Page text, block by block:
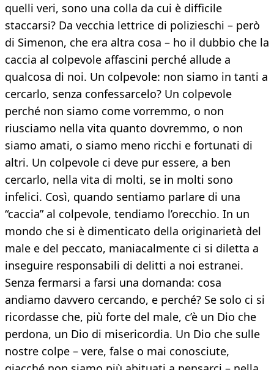
quelli veri, sono una colla da cui è difficile
staccarsi? Da vecchia lettrice di polizieschi – però
di Simenon, che era altra cosa – ho il dubbio che la
caccia al colpevole affascini perché allude a
qualcosa di noi. Un colpevole: non siamo in tanti a
cercarlo, senza confessarcelo? Un colpevole
perché non siamo come vorremmo, o non
riusciamo nella vita quanto dovremmo, o non
siamo amati, o siamo meno ricchi e fortunati di
altri. Un colpevole ci deve pur essere, a ben
cercarlo, nella vita di molti, se in molti sono
infelici. Così, quando sentiamo parlare di una
“caccia” al colpevole, tendiamo l’orecchio. In un
mondo che si è dimenticato della originarietà del
male e del peccato, maniacalmente ci si diletta a
inseguire responsabili di delitti a noi estranei.
Senza fermarsi a farsi una domanda: cosa
andiamo davvero cercando, e perché? Se solo ci si
ricordasse che, più forte del male, c’è un Dio che
perdona, un Dio di misericordia. Un Dio che sulle
nostre colpe – vere, false o mai conosciute,